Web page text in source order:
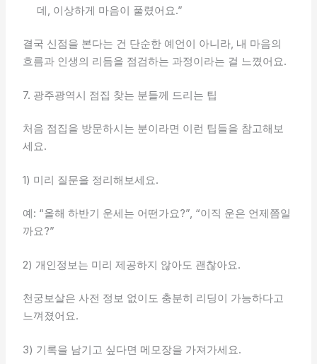
데, 이상하게 마음이 풀렸어요.”
결국 신점을 본다는 건 단순한 예언이 아니라, 내 마음의
흐름과 인생의 리듬을 점검하는 과정이라는 걸 느꼈어요.
7. 광주광역시 점집 찾는 분들께 드리는 팁
처음 점집을 방문하시는 분이라면 이런 팁들을 참고해보
세요.
1) 미리 질문을 정리해보세요.
예: “올해 하반기 운세는 어떤가요?”, “이직 운은 언제쯤일
까요?”
2) 개인정보는 미리 제공하지 않아도 괜찮아요.
천궁보살은 사전 정보 없이도 충분히 리딩이 가능하다고
느껴졌어요.
3) 기록을 남기고 싶다면 메모장을 가져가세요.